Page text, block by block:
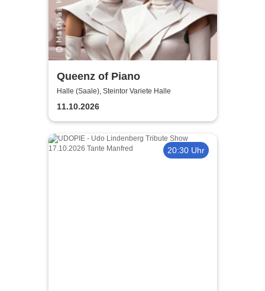
Queenz of Piano
Halle (Saale), Steintor Variete Halle
11.10.2026
20:30 Uhr